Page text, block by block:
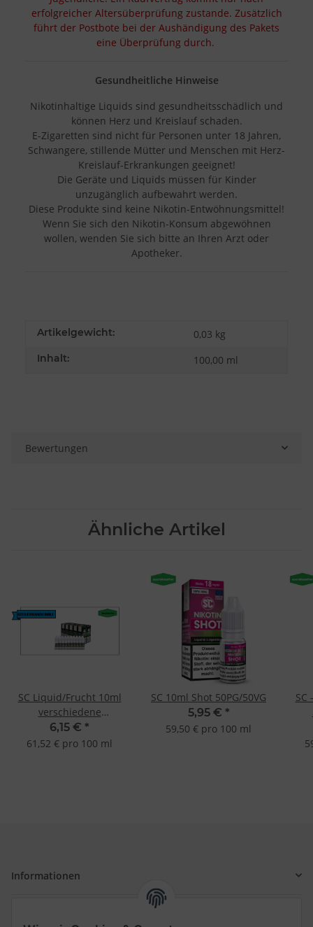
erfolgreicher Altersüberprüfung zustande. Zusätzlich
führt der Postbote bei der Aushändigung des Pakets
eine Überprüfung durch.
Gesundheitliche Hinweise
Nikotinhaltige Liquids sind gesundheitsschädlich und
können Herz und Kreislauf schaden.
E-Zigaretten sind nicht für Personen unter 18 Jahren,
Schwangere, stillende Mütter und Menschen mit Herz-
Kreislauf-Erkrankungen geeignet!
Die Geräte und Liquids müssen für Kinder
unzugänglich aufbewahrt werden.
Diese Produkte sind keine Nikotin-Entwöhnungsmittel!
Wenn Sie sich den Nikotin-Konsum abgewöhnen
wollen, wenden Sie sich bitte an Ihren Arzt oder
Apotheker.
Artikelgewicht: 0,03 kg
Inhalt: 100,00 ml
Bewertungen
Ähnliche Artikel
SC Liquid/Frucht 10ml
verschiedene
Geschmacksrichtungen
6,15 € *
61,52 € pro 100 ml
SC 10ml Shot 50PG/50VG
5,95 € *
59,50 € pro 100 ml
SC
Informationen